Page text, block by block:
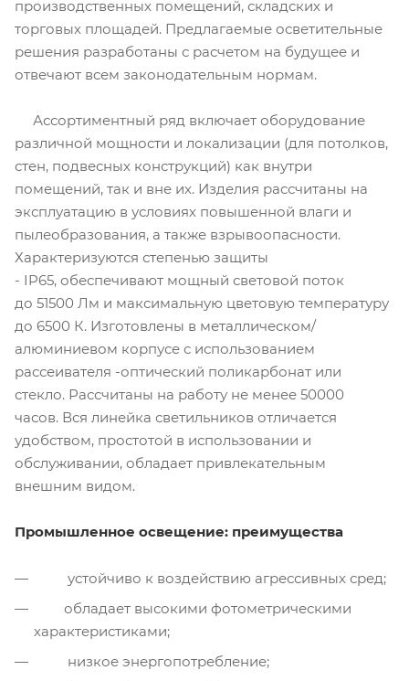
производственных помещений, складских и
торговых площадей. Предлагаемые осветительные
решения разработаны с расчетом на будущее и
отвечают всем законодательным нормам.
Ассортиментный ряд включает оборудование
различной мощности и локализации (для потолков,
стен, подвесных конструкций) как внутри
помещений, так и вне их. Изделия рассчитаны на
эксплуатацию в условиях повышенной влаги и
пылеобразования, а также взрывоопасности.
Характеризуются степенью защиты
- IP65, обеспечивают мощный световой поток
до 51500 Лм и максимальную цветовую температуру
до 6500 К. Изготовлены в металлическом/
алюминиевом корпусе с использованием
рассеивателя -оптический поликарбонат или
стекло. Рассчитаны на работу не менее 50000
часов. Вся линейка светильников отличается
удобством, простотой в использовании и
обслуживании, обладает привлекательным
внешним видом.
Промышленное освещение: преимущества
устойчиво к воздействию агрессивных сред;
обладает высокими фотометрическими
характеристиками;
низкое энергопотребление;